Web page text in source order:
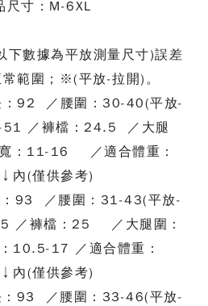
尺寸：M-6XL
下數據為平放測量尺寸)誤差
範圍；※(平放-拉開)。
92 ／腰圍：30-40(平放-
51 ／褲檔：24.5 ／大腿
：11-16 ／適合體重：
內(僅供參考)
93 ／腰圍：31-43(平放-
／褲檔：25 ／大腿圍：
10.5-17 ／適合體重：
內(僅供參考)
93 ／腰圍：33-46(平放-